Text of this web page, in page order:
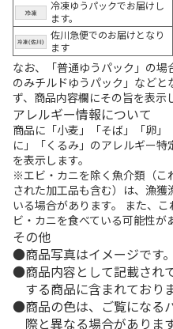
冷凍ゆうパックでお届けし
ます。
佐川急便でのお届けとなり
ます
なお、「普通ゆうパック」の
のみチルドゆうパック」など
ず、商品内容欄にその旨を表示
アレルギー情報について
商品に「小麦」「そば」「卵
に」「くるみ」のアレルギー
を表示します。
※エビ・カニを除く魚介類（こ
された加工品も含む）は、漁
いる場合があります。 また、
ビ・カニを食べている可能性が
その他
商品写真はイメージです。
商品内容として記載され
する商品に含まれており
商品の色は、ご覧になる
際と異なる場合があります